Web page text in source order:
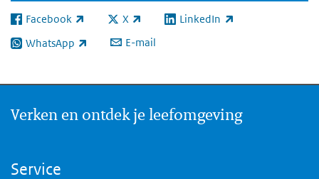
Facebook
(externe link) X
(externe link) LinkedIn
(externe link)
WhatsApp
(externe link) E-mail
Verken en ontdek je leefomgeving
Service